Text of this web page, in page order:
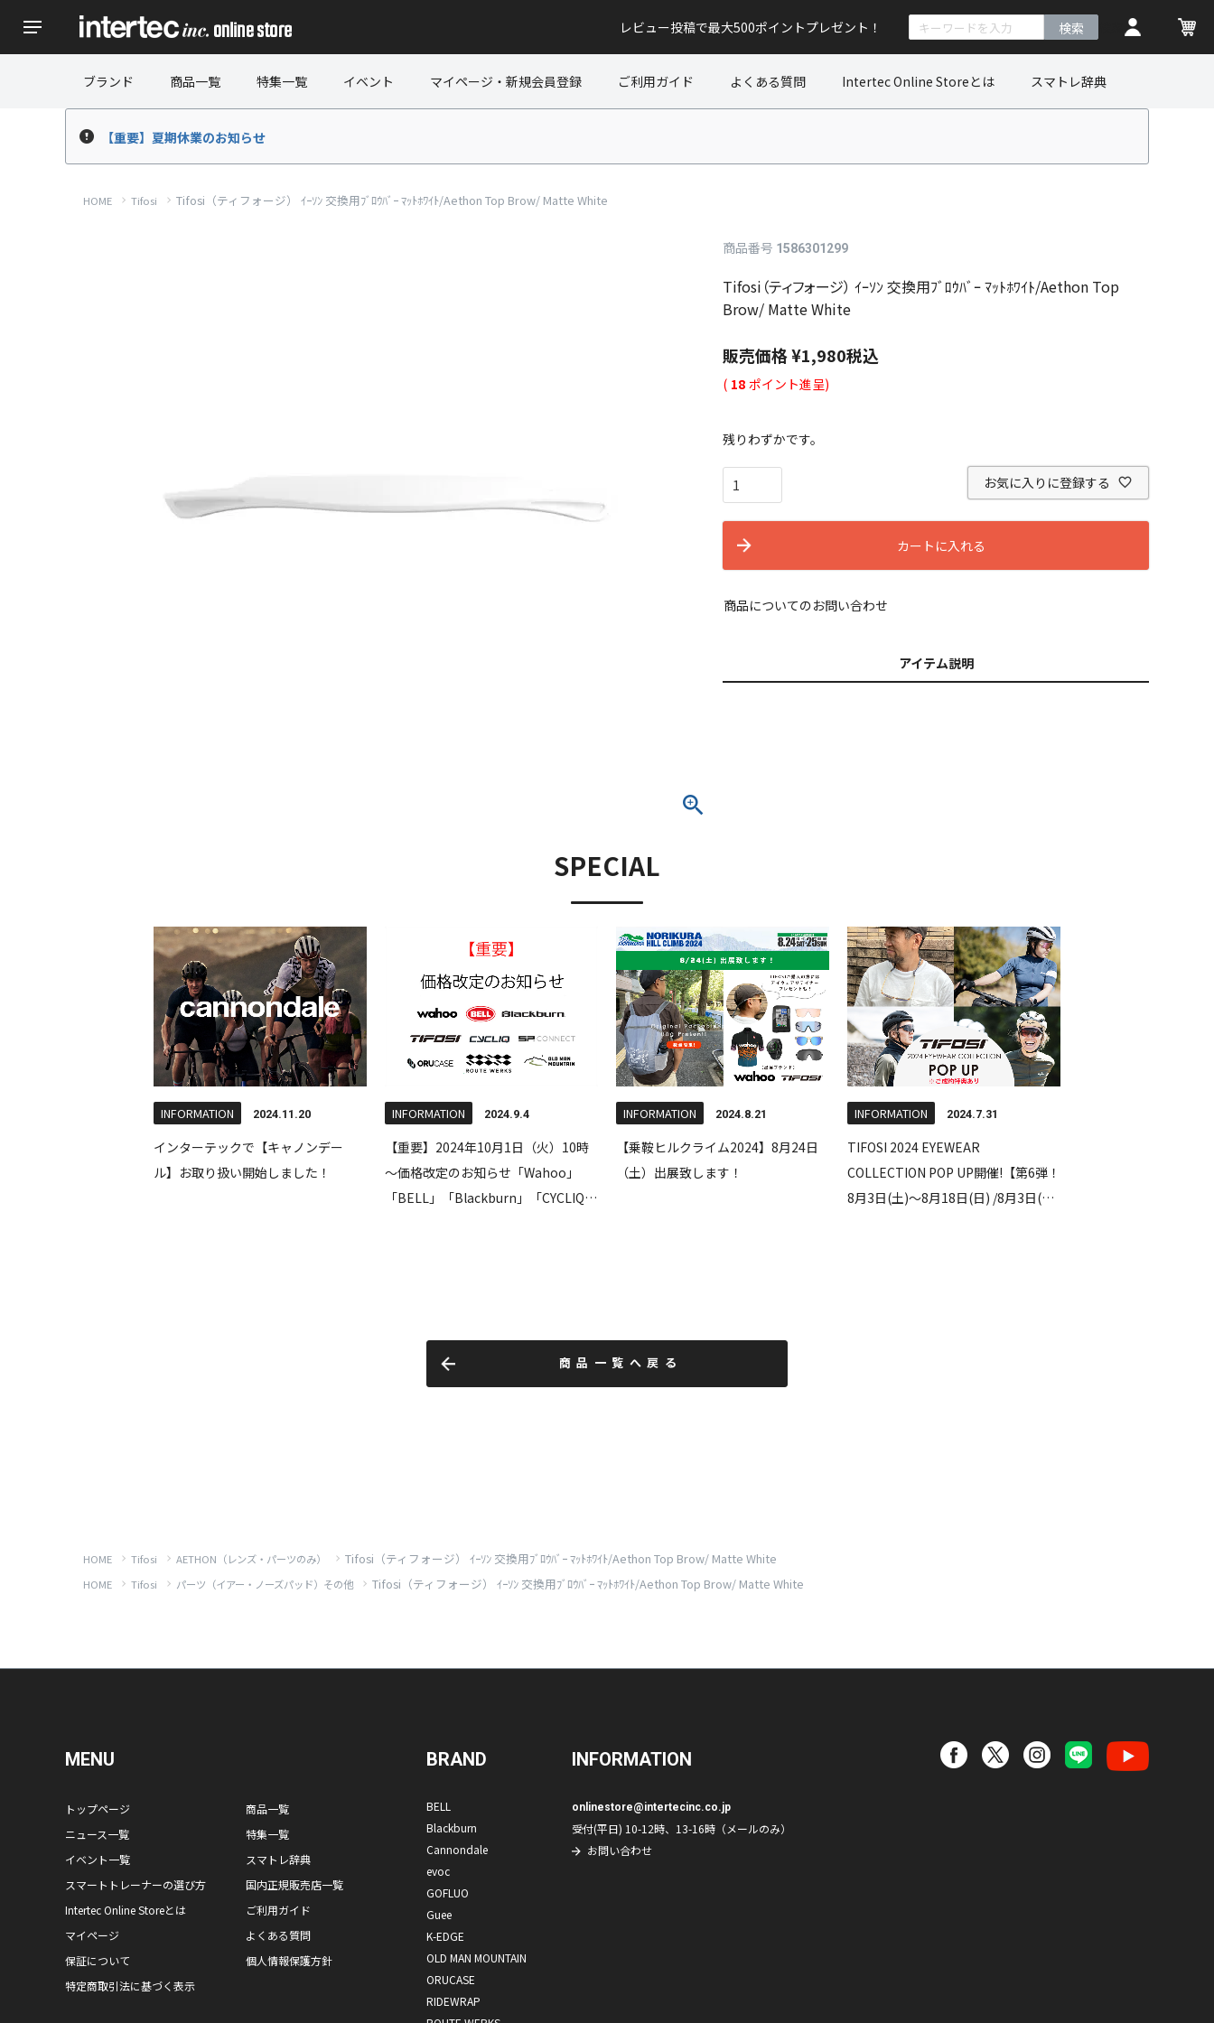
レビュー投稿で最大500ポイントプレゼント！
ブランド 商品一覧 特集一覧 イベント マイページ・新規会員登録 ご利用ガイド よくある質問 Intertec Online Storeとは スマトレ辞典
【重要】夏期休業のお知らせ
HOME Tifosi Tifosi（ティフォージ） ｲｰｿﾝ 交換用ﾌﾞﾛｳﾊﾞｰ ﾏｯﾄﾎﾜｲﾄ/Aethon Top Brow/ Matte White
商品番号 1586301299
Tifosi（ティフォージ） ｲｰｿﾝ 交換用ﾌﾞﾛｳﾊﾞｰ ﾏｯﾄﾎﾜｲﾄ/Aethon Top
Brow/ Matte White
販売価格¥1,980税込
( 18 ポイント進呈)
残りわずかです。
お気に入りに登録する
カートに入れる
商品についてのお問い合わせ
アイテム説明
SPECIAL
商品一覧へ戻る
HOME Tifosi AETHON（レンズ・パーツのみ） Tifosi（ティフォージ） ｲｰｿﾝ 交換用ﾌﾞﾛｳﾊﾞｰ ﾏｯﾄﾎﾜｲﾄ/Aethon Top Brow/ Matte White
HOME Tifosi パーツ（イアー・ノーズパッド）その他 Tifosi（ティフォージ） ｲｰｿﾝ 交換用ﾌﾞﾛｳﾊﾞｰ ﾏｯﾄﾎﾜｲﾄ/Aethon Top Brow/ Matte White
MENU
トップページ
商品一覧
ニュース一覧
特集一覧
イベント一覧
スマトレ辞典
スマートトレーナーの選び方
国内正規販売店一覧
Intertec Online Storeとは
ご利用ガイド
マイページ
よくある質問
保証について
個人情報保護方針
特定商取引法に基づく表示
BRAND
BELL
Blackburn
Cannondale
evoc
GOFLUO
Guee
K-EDGE
OLD MAN MOUNTAIN
ORUCASE
RIDEWRAP
INFORMATION
onlinestore@intertecinc.co.jp
受付(平日) 10-12時、13-16時（メールのみ）
お問い合わせ